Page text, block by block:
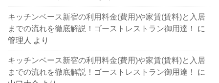
キッチンベース新宿の利用料金(費用)や家賃(賃料)と入居
までの流れを徹底解説！ゴーストレストラン御用達！
に
管理人 より
キッチンベース新宿の利用料金(費用)や家賃(賃料)と入居
までの流れを徹底解説！ゴーストレストラン御用達！
に